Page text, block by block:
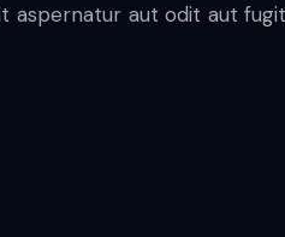
aspernatur aut odit aut